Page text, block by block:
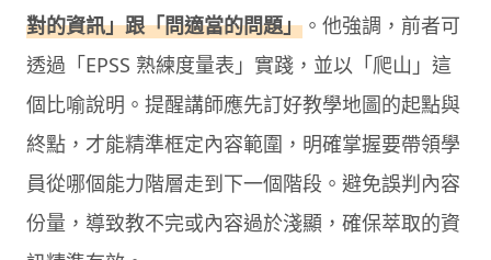
對的資訊」跟「問適當的問題」 。他強調，前者可
透過「EPSS 熟練度量表」實踐，並以「爬山」這
個比喻說明。提醒講師應先訂好教學地圖的起點與
終點，才能精準框定內容範圍，明確掌握要帶領學
員從哪個能力階層走到下一個階段。避免誤判內容
份量，導致教不完或內容過於淺顯，確保萃取的資